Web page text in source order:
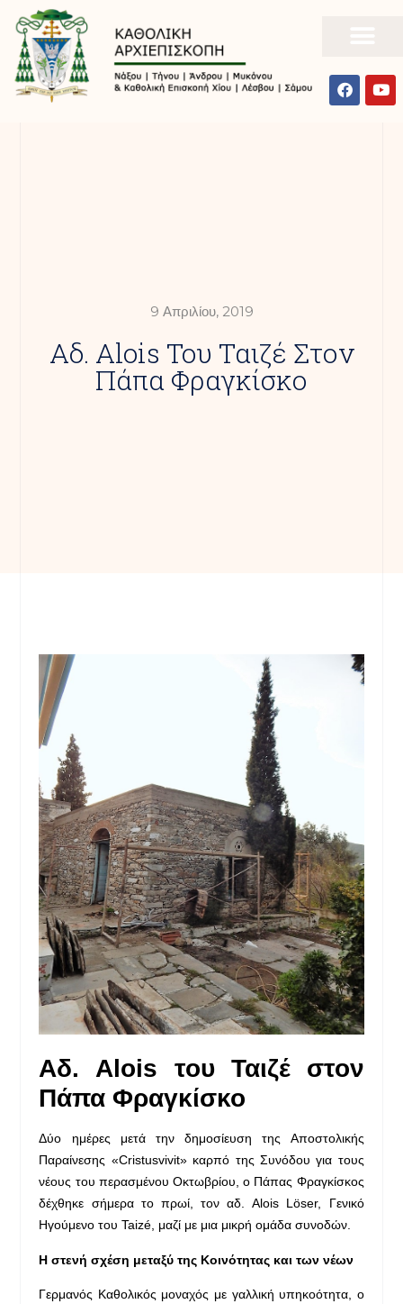
9 Απριλίου, 2019
Αδ. Alois Του Ταιζέ Στον
Πάπα Φραγκίσκο
Αδ.Alois του Ταιζέ στον
Πάπα Φραγκίσκο
Δύο ημέρες μετά την δημοσίευση της Αποστολικής
Παραίνεσης «Cristusvivit» καρπό της Συνόδου για τους
νέους του περασμένου Οκτωβρίου, ο Πάπας Φραγκίσκος
δέχθηκε σήμερα το πρωί, τον αδ. Alois Löser, Γενικό
Ηγούμενο του Taizé, μαζί με μια μικρή ομάδα συνοδών.
Η στενή σχέση μεταξύ της Κοινότητας και των νέων
Γερμανός Καθολικός μοναχός με γαλλική υπηκοότητα, ο